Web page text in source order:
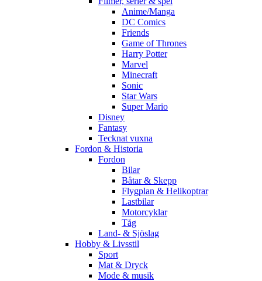
Anime/Manga
DC Comics
Friends
Game of Thrones
Harry Potter
Marvel
Minecraft
Sonic
Star Wars
Super Mario
Disney
Fantasy
Tecknat vuxna
Fordon & Historia
Fordon
Bilar
Båtar & Skepp
Flygplan & Helikoptrar
Lastbilar
Motorcyklar
Tåg
Land- & Sjöslag
Hobby & Livsstil
Sport
Mat & Dryck
Mode & musik